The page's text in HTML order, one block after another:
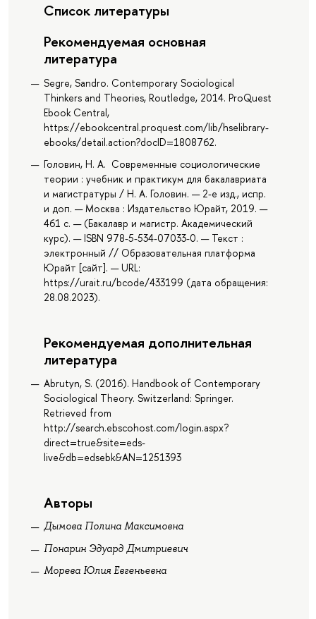
Список литературы
Рекомендуемая основная
литература
Segre, Sandro. Contemporary Sociological
Thinkers and Theories, Routledge, 2014. ProQuest
Ebook Central,
https://ebookcentral.proquest.com/lib/hselibrary-
ebooks/detail.action?docID=1808762.
Головин, Н. А. Современные социологические
теории : учебник и практикум для бакалавриата
и магистратуры / Н. А. Головин. — 2-е изд., испр.
и доп. — Москва : Издательство Юрайт, 2019. —
461 с. — (Бакалавр и магистр. Академический
курс). — ISBN 978-5-534-07033-0. — Текст :
электронный // Образовательная платформа
Юрайт [сайт]. — URL:
https://urait.ru/bcode/433199 (дата обращения:
28.08.2023).
Рекомендуемая дополнительная
литература
Abrutyn, S. (2016). Handbook of Contemporary
Sociological Theory. Switzerland: Springer.
Retrieved from
http://search.ebscohost.com/login.aspx?
direct=true&site=eds-
live&db=edsebk&AN=1251393
Авторы
Дымова Полина Максимовна
Понарин Эдуард Дмитриевич
Морева Юлия Евгеньевна